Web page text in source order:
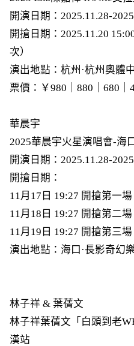
開演日期：2025.11.28-
開搶日期：2025.11.20
次）
演出地點：杭州·杭州奧體
票價：￥980｜880｜680｜
華晨宇
2025華晨宇火星演唱會-海
開演日期：2025.11.28-
開搶日期：
11月17日 19:27 開搶第一場
11月18日 19:27 開搶第二場
11月19日 19:27 開搶第三場
演出地點：海口·長影奇幻
林子祥 & 葉蒨文
林子祥葉蒨文「白頭到老
漢站